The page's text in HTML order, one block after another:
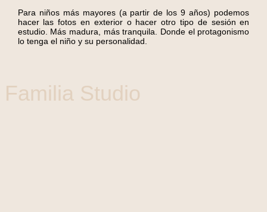
Para niños más mayores (a partir de los 9 años) podemos
hacer las fotos en exterior o hacer otro tipo de sesión en
estudio. Más madura, más tranquila. Donde el protagonismo
lo tenga el niño y su personalidad.
Familia Studio